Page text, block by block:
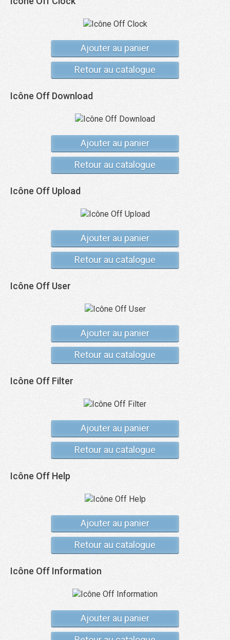
Ajouter au panier
Retour au catalogue
Icône Off Download
Ajouter au panier
Retour au catalogue
Icône Off Upload
Ajouter au panier
Retour au catalogue
Icône Off User
Ajouter au panier
Retour au catalogue
Icône Off Filter
Ajouter au panier
Retour au catalogue
Icône Off Help
Ajouter au panier
Retour au catalogue
Icône Off Information
Ajouter au panier